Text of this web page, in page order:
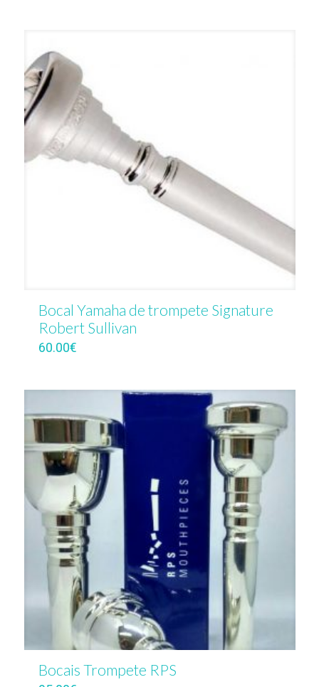
Bocal Yamaha de trompete Signature
Robert Sullivan
60.00€
Bocais Trompete RPS